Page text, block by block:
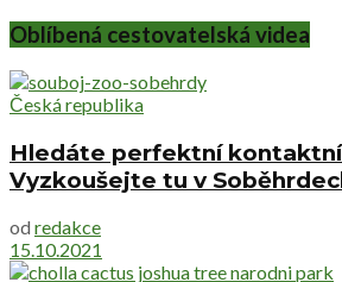
Oblíbená cestovatelská videa
Česká republika
Hledáte perfektní kontaktní
Vyzkoušejte tu v
od redakce
15.10.2021